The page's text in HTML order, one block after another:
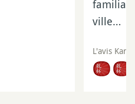
ville…
L'avis